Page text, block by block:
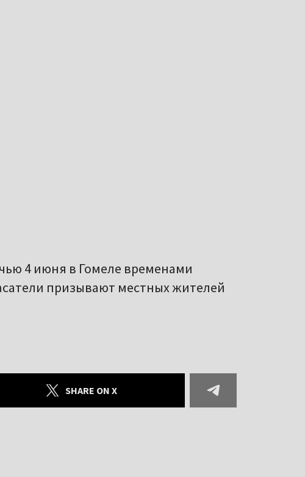
4 июня в Гомеле временами
призывают местных жителей
SHARE ON X